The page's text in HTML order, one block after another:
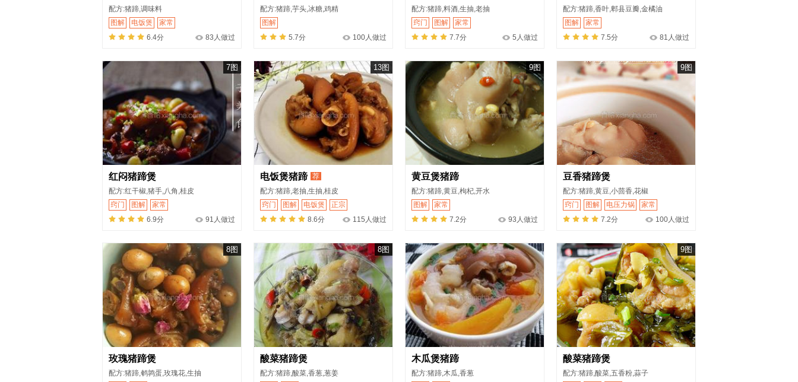
配方:猪蹄,调味料
图解
电饭煲
家常
6.4分
83人做过
配方:猪蹄,芋头,冰糖,鸡精
图解
5.7分
100人做过
配方:猪蹄,料酒,生抽,老抽
窍门
图解
家常
7.7分
5人做过
配方:猪蹄,香叶,郫县豆瓣,金橘油
图解
家常
7.5分
81人做过
7图
红闷猪蹄煲
配方:红干椒,猪手,八角,桂皮
窍门
图解
家常
6.9分
91人做过
13图
电饭煲猪蹄 荐
配方:猪蹄,老抽,生抽,桂皮
窍门
图解 电饭煲
正宗
8.6分
115人做过
9图
黄豆煲猪蹄
配方:猪蹄,黄豆,枸杞,开水
图解
家常
7.2分
93人做过
9图
豆香猪蹄煲
配方:猪蹄,黄豆,小茴香,花椒
窍门
图解 电压力锅
家常
7.2分
100人做过
8图
玫瑰猪蹄煲
配方:猪蹄,鹌鹑蛋,玫瑰花,生抽
8图
酸菜猪蹄煲
配方:猪蹄,酸菜,香葱,葱姜
木瓜煲猪蹄
配方:猪蹄,木瓜,香葱
9图
酸菜猪蹄煲
配方:猪蹄,酸菜,五香粉,蒜子